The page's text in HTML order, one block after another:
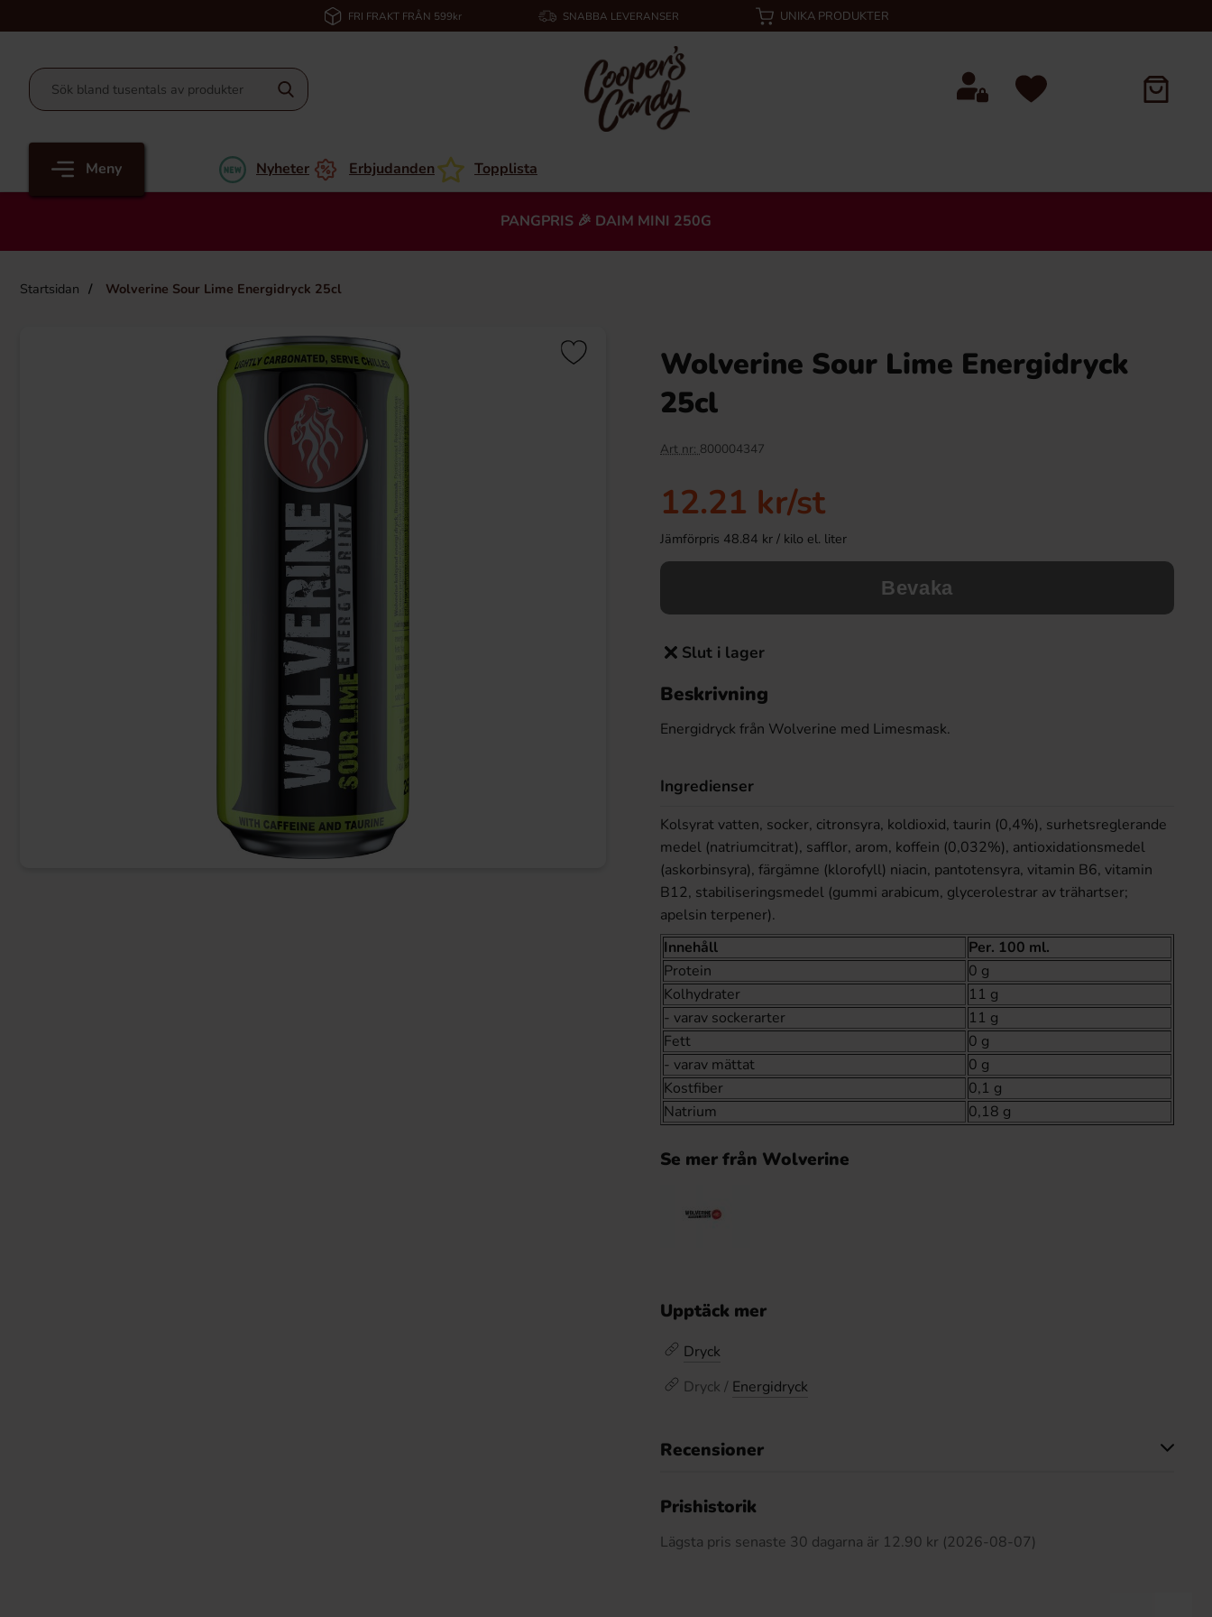
FRI FRAKT FRÅN 599kr SNABBA LEVERANSER UNIKA PRODUKTER
Meny Nyheter Erbjudanden Topplista
PANGPRIS 🎉 DAIM MINI 250G
Startsidan Wolverine Sour Lime Energidryck 25cl
Wolverine Sour Lime Energidryck
25cl
Art nr: 800004347
12.21 kr/st
Jämförpris 48.84 kr / kilo el. liter
Bevaka
Slut i lager
Beskrivning
Energidryck från Wolverine med Limesmask.
Ingredienser
Kolsyrat vatten, socker, citronsyra, koldioxid, taurin (0,4%), surhetsreglerande
medel (natriumcitrat), safflor, arom, koffein (0,032%), antioxidationsmedel
(askorbinsyra), färgämne (klorofyll) niacin, pantotensyra, vitamin B6, vitamin
B12, stabiliseringsmedel (gummi arabicum, glycerolestrar av trähartser;
apelsin terpener).
Innehåll
Per. 100 ml.
Protein
0 g
Kolhydrater
11 g
- varav sockerarter
11 g
Fett
0 g
- varav mättat
0 g
Kostfiber
0,1 g
Natrium
0,18 g
Se mer från Wolverine
Upptäck mer
Dryck
Dryck / Energidryck
Recensioner
Prishistorik
Lägsta pris senaste 30 dagarna är 12.90 kr (2026-08-07)